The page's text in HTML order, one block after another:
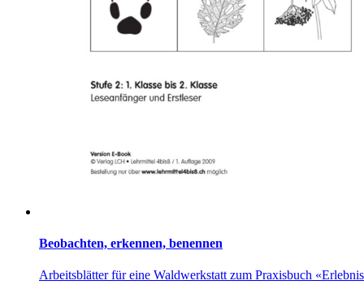
Beobachten, erkennen, benennen
Arbeitsblätter für eine Waldwerkstatt zum Praxisbuch